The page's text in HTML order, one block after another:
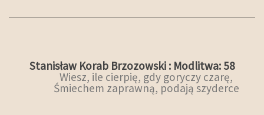
Stanisław Korab Brzozowski : Modlitwa: 58
Wiesz, ile cierpię, gdy goryczy czarę,
Śmiechem zaprawną, podają szyderce